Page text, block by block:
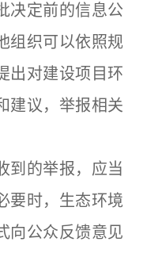
决定前的信息公
组织可以依照规
出对建设项目环
建议，举报相关
的举报，应当
要时，生态环境
向公众反馈意见